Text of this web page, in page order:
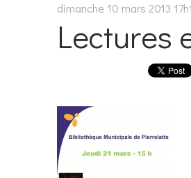
dimanche 10 mars 2013
Lectures